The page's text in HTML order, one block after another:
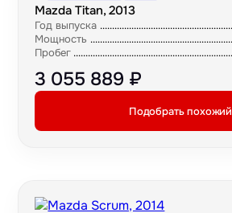
Mazda Titan, 2013
Год выпуска
Мощность
Пробег
3 055 889 ₽
Подобрать похожий